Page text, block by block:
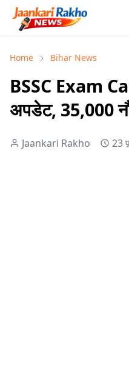
Home Bihar News
BSSC Exam
अपडेट, 35,000
Jaankari Rakho 23